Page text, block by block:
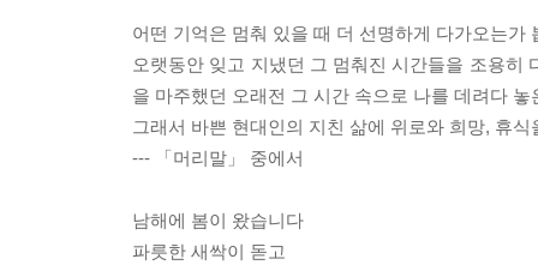
연꽃_2005
해바라기_2005
가자니아_2004
과꽃_2004
수세미_2004
Part 3 가을 - 결실과 비움
어떤 기억은 멈춰 있을 때 더 선명하게 다가오는가
오랫동안 잊고 지냈던 그 멈춰진 시간들을 조용히
을 마주했던 오래전 그 시간 속으로 나를 데려다
그래서 바쁜 현대인의 지친 삶에 위로와 희망, 휴
--- 「머리말」 중에서
남해에 봄이 왔습니다
파릇한 새싹이 돋고